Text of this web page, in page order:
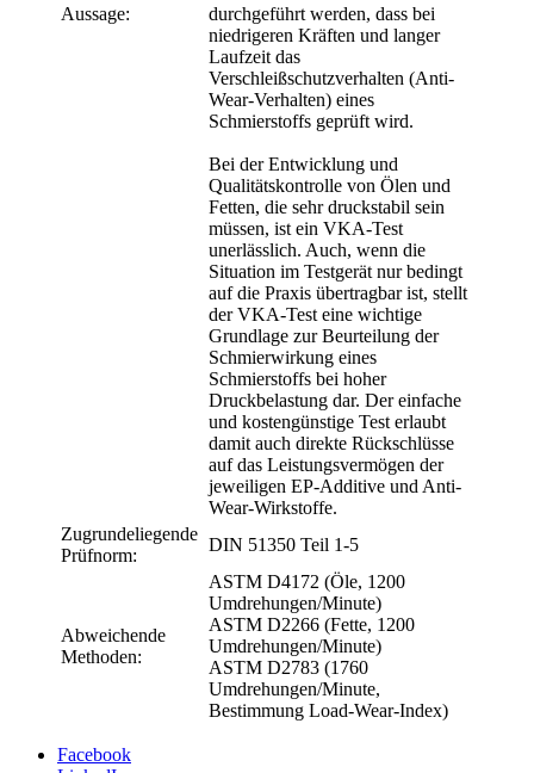
Aussage:
durchgeführt werden, dass bei
niedrigeren Kräften und langer
Laufzeit das
Verschleißschutzverhalten (Anti-
Wear-Verhalten) eines
Schmierstoffs geprüft wird.
Bei der Entwicklung und
Qualitätskontrolle von Ölen und
Fetten, die sehr druckstabil sein
müssen, ist ein VKA-Test
unerlässlich. Auch, wenn die
Situation im Testgerät nur bedingt
auf die Praxis übertragbar ist, stellt
der VKA-Test eine wichtige
Grundlage zur Be­urteilung der
Schmierwirkung eines
Schmierstoffs bei hoher
Druckbelastung dar. Der einfache
und kostengünstige Test erlaubt
damit auch direkte Rückschlüsse
auf das Leistungsvermögen der
jeweiligen EP-Additive und Anti-
Wear-Wirkstoffe.
Zugrundeliegende
Prüfnorm:
DIN 51350 Teil 1-5
Abweichende
Methoden:
ASTM D4172 (Öle, 1200
Umdrehungen/Minute)
ASTM D2266 (Fette, 1200
Umdrehungen/Minute)
ASTM D2783 (1760
Umdrehungen/Minute,
Bestimmung Load-Wear-Index)
Facebook